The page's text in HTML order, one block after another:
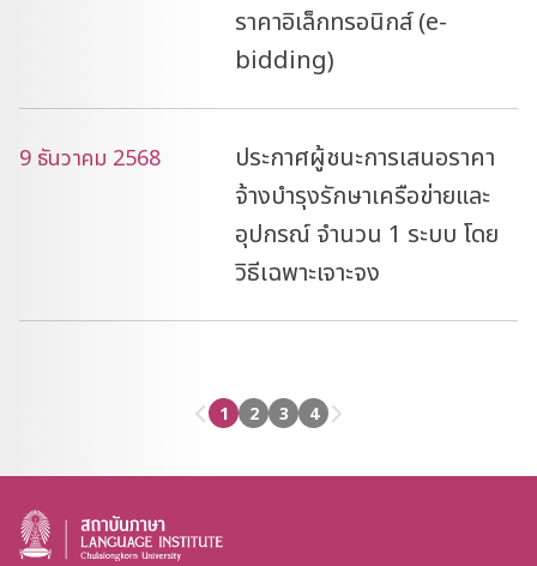
ราคาอิเล็กทรอนิกส์ (e-
bidding)
9 ธันวาคม 2568
ประกาศผู้ชนะการเสนอราคา
จ้างบำรุงรักษาเครือข่ายและ
อุปกรณ์ จำนวน 1 ระบบ โดย
วิธีเฉพาะเจาะจง
1 2 3 4